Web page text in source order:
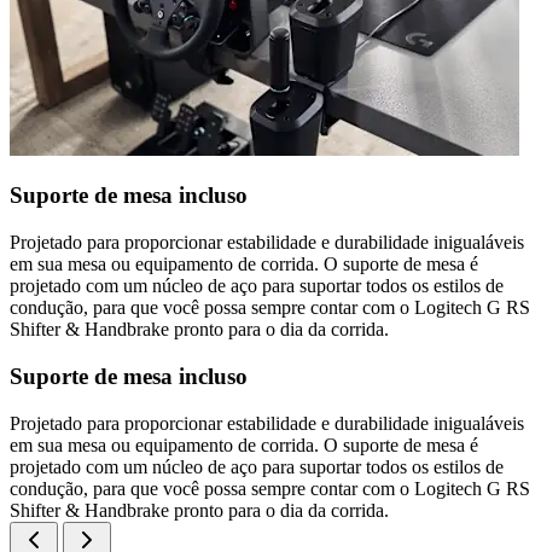
Suporte de mesa incluso
Projetado para proporcionar estabilidade e durabilidade inigualáveis
em sua mesa ou equipamento de corrida. O suporte de mesa é
projetado com um núcleo de aço para suportar todos os estilos de
condução, para que você possa sempre contar com o Logitech G RS
Shifter & Handbrake pronto para o dia da corrida.
Suporte de mesa incluso
Projetado para proporcionar estabilidade e durabilidade inigualáveis
em sua mesa ou equipamento de corrida. O suporte de mesa é
projetado com um núcleo de aço para suportar todos os estilos de
condução, para que você possa sempre contar com o Logitech G RS
Shifter & Handbrake pronto para o dia da corrida.